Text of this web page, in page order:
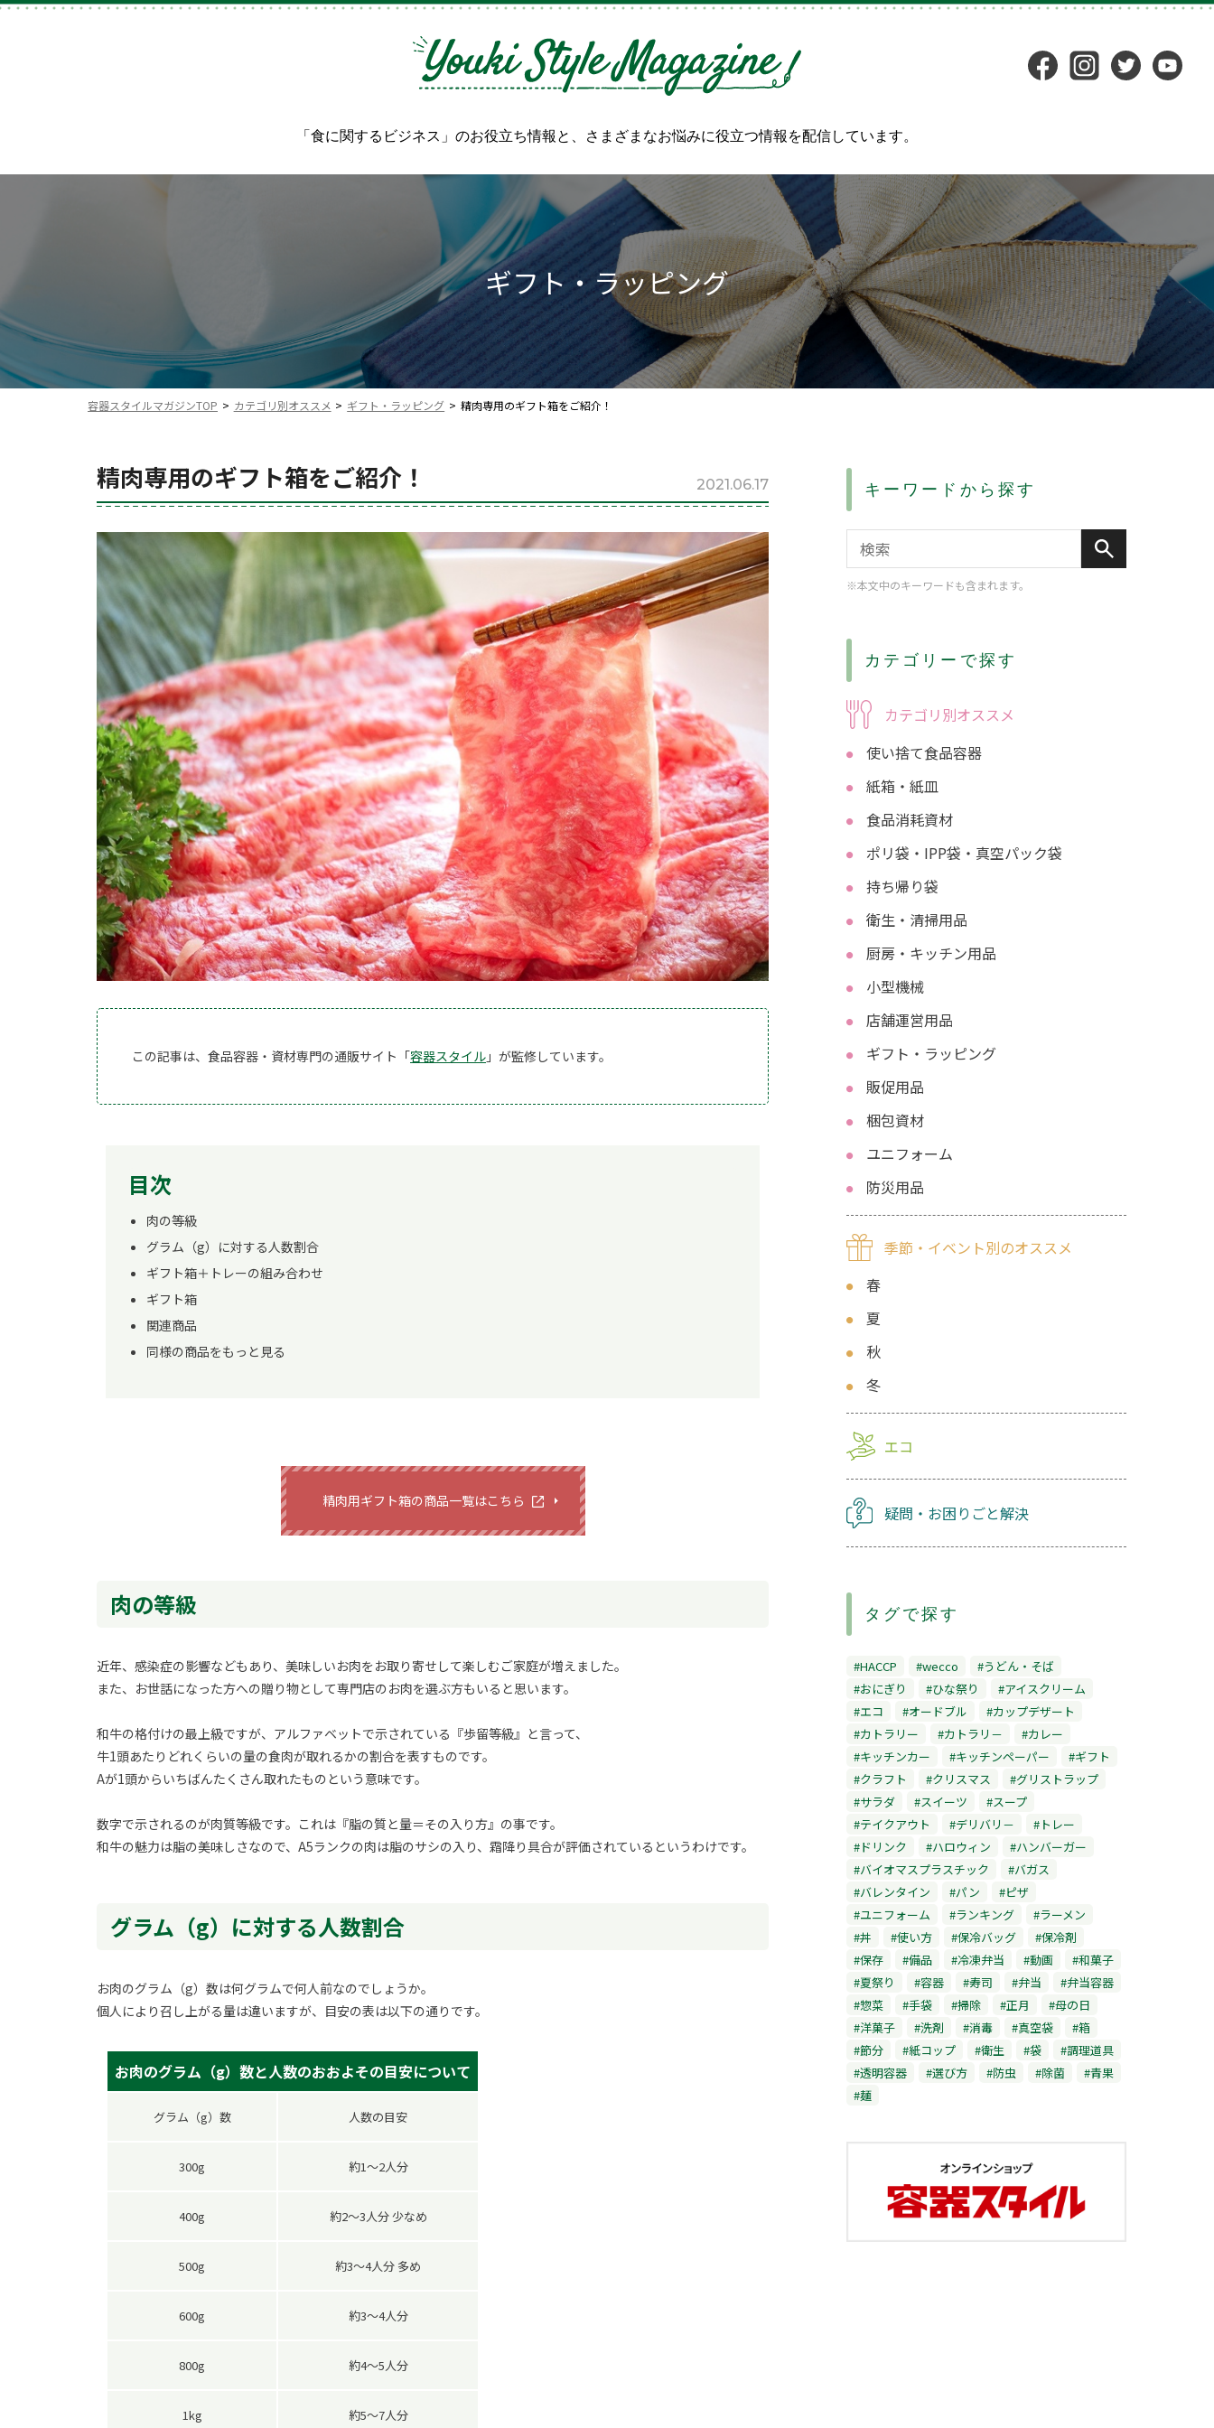
「食に関するビジネス」のお役立ち情報と、 さまざまなお悩みに役立つ情報を配信しています。
ギフト・ラッピング
容器スタイルマガジンTOP カテゴリ別オススメ ギフト・ラッピング 精肉専用のギフト箱をご紹介！
2021.06.17
精肉専用のギフト箱をご紹介！
この記事は、食品容器・資材専門の通販サイト「容器スタイル 」が監修しています。
目次
肉の等級
グラム（g）に対する人数割合
ギフト箱＋トレーの組み合わせ
ギフト箱
関連商品
同様の商品をもっと見る
精肉用ギフト箱の商品一覧はこちら
肉の等級
近年、感染症の影響などもあり、美味しいお肉をお取り寄せして楽しむご家庭が増えました。
また、お世話になった方への贈り物として専門店のお肉を選ぶ方もいると思います。
和牛の格付けの最上級ですが、アルファベットで示されている『歩留等級』と言って、
牛1頭あたりどれくらいの量の食肉が取れるかの割合を表すものです。
Aが1頭からいちばんたくさん取れたものという意味です。
数字で示されるのが肉質等級です。これは『脂の質と量＝その入り方』の事です。
和牛の魅力は脂の美味しさなので、A5ランクの肉は脂のサシの入り、霜降り具合が評価されているというわけです。
グラム（g）に対する人数割合
お肉のグラム（g）数は何グラムで何人前なのでしょうか。
個人により召し上がる量は違いますが、目安の表は以下の通りです。
お肉のグラム（g）数と人数のおおよその目安について
グラム（g）数 人数の目安
300g 約1～2人分
400g 約2～3人分 少なめ
500g 約3～4人分 多め
600g 約3～4人分
800g 約4～5人分
1kg 約5～7人分
キーワードから探す
※本文中のキーワードも含まれます。
カテゴリーで探す
カテゴリ別オススメ
使い捨て食品容器
紙箱・紙皿
食品消耗資材
ポリ袋・IPP袋・真空パック袋
持ち帰り袋
衛生・清掃用品
厨房・キッチン用品
小型機械
店舗運営用品
ギフト・ラッピング
販促用品
梱包資材
ユニフォーム
防災用品
季節・イベント別のオススメ
春
夏
秋
冬
エコ
疑問・お困りごと解決
タグで探す
#HACCP #wecco
#うどん・そば
#おにぎり
#ひな祭り
#アイスクリーム
#エコ
#オードブル
#カップデザート
#カトラリー
#カトラリ－
#カレー
#キッチンカー
#キッチンペーパー
#ギフト
#クラフト
#クリスマス
#グリストラップ
#サラダ
#スイーツ
#スープ
#テイクアウト
#デリバリ－
#トレー
#ドリンク
#ハロウィン
#ハンバーガー
#バイオマスプラスチック
#バガス
#バレンタイン
#パン
#ピザ
#ユニフォーム
#ランキング
#ラーメン
#丼
#使い方 #保冷バッグ
#保冷剤
#保存
#備品 #冷凍弁当 #動画
#和菓子
#夏祭り
#容器 #寿司 #弁当
#弁当容器
#惣菜
#手袋 #掃除 #正月
#母の日
#洋菓子
#洗剤 #消毒 #真空袋
#箱
#節分
#紙コップ #衛生 #袋
#調理道具
#透明容器
#選び方 #防虫 #除菌
#青果
#麺